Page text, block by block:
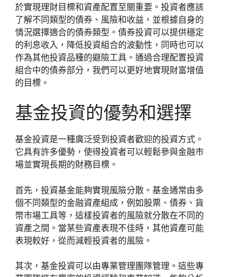
於實現理財目標和資產配置至關重要。投資者應該
了解不同類型的債券、風險和收益，並根據自身的
情況選擇適合的債券類型。債券投資可以提供穩定
的利息收入，降低投資組合的波動性，同時也可以
作為其他投資品種的避險工具。通過合理配置投資
組合中的債券部分，我們可以更好地實現財富增值
的目標。
基金投資的優勢和選擇
基金投資是一種廣泛受到投資者歡迎的投資方式。
它具有許多優勢，使得投資者可以輕鬆參與金融市
場並實現長期的財務目標。
首先，投資基金能夠實現風險分散。基金通常由多
個不同類型的金融資產組成，例如股票、債券、貨
幣市場工具等，這樣投資者的風險就分散在不同的
資產之間。當某些資產表現不佳時，其他資產可能
表現較好，從而減輕投資者的風險。
其次，基金投資可以由專業管理團隊管理。這些專